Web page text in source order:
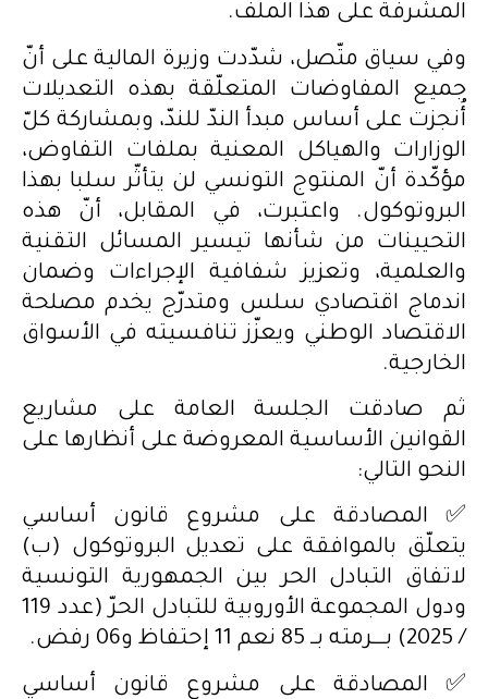
المشرفة على هذا الملف.
وفي سياق متّصل، شدّدت وزيرة المالية على أنّ
جميع المفاوضات المتعلّقة بهذه التعديلات
أُنجزت على أساس مبدأ الندّ للندّ، وبمشاركة كلّ
الوزارات والهياكل المعنية بملفات التفاوض،
مؤكّدة أنّ المنتوج التونسي لن يتأثّر سلبا بهذا
البروتوكول. واعتبرت، في المقابل، أنّ هذه
التحيينات من شأنها تيسير المسائل التقنية
والعلمية، وتعزيز شفافية الإجراءات وضمان
اندماج اقتصادي سلس ومتدرّج يخدم مصلحة
الاقتصاد الوطني ويعزّز تنافسيته في الأسواق
الخارجية.
ثم صادقت الجلسة العامة على مشاريع
القوانين الأساسية المعروضة على أنظارها على
النحو التالي:
✅ المصادقة على مشروع قانون أساسي
يتعلّق بالموافقة على تعديل البروتوكول (ب)
لاتفاق التبادل الحر بين الجمهورية التونسية
ودول المجموعة الأوروبية للتبادل الحرّ (عدد 119
/ 2025) بــــرمته بــ 85 نعم 11 إحتفاظ و06 رفض.
✅ المصادقة على مشروع قانون أساسي